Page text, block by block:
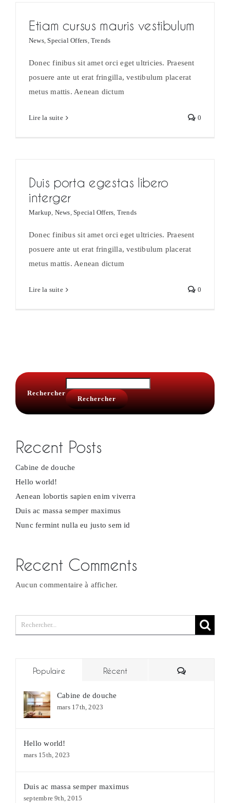
Etiam cursus mauris vestibulum
News,Special Offers, Trends
Donec finibus sit amet orci eget ultricies. Praesent
posuere ante ut erat fringilla, vestibulum placerat
metus mattis. Aenean dictum
Lire la suite 0
Duis porta egestas libero
interger
Markup, News,Special Offers, Trends
Donec finibus sit amet orci eget ultricies. Praesent
posuere ante ut erat fringilla, vestibulum placerat
metus mattis. Aenean dictum
Lire la suite 0
Rechercher
Rechercher
Recent Posts
Cabine de douche
Hello world!
Aenean lobortis sapien enim viverra
Duis ac massa semper maximus
Nunc fermint nulla eu justo sem id
Recent Comments
Aucun commentaire à afficher.
Rechercher:
Populaire Récent
Cabine de douche
mars 17th, 2023
Hello world!
mars 15th, 2023
Duis ac massa semper maximus
septembre 9th, 2015